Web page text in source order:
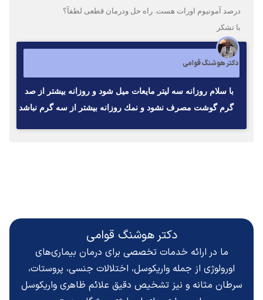
درصد آمونیوم اورات هست. راه حل ودرمان قطعی لطفآ؟
با تشکر
دکتر هوشنگ قوامی
با سلام روزانه سه ليتر مايعات ميل شود و روزانه بيشتر از صد
گرم گوشت مصرف نشود و نمك روزانه بيشتر از سه گرم نباشد
دکتر هوشنگ قوامی
ما در ارائه خدمات تخصصی برای درمان بیماری‌های
اورولوژی از جمله واریکوسل، اختلالات جنسی، پروستات،
سرطان مثانه و نیز تشخیص دقیقعلائم ظاهری واریکوسل